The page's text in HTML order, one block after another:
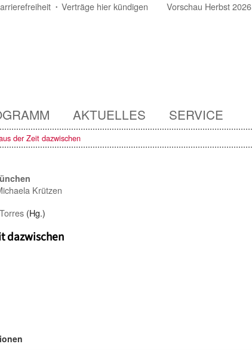
Verträge hier kündigen Vorschau Herbst 2026
AKTUELLES SERVICE
der Zeit dazwischen
Krützen
(Hg.)
dazwischen